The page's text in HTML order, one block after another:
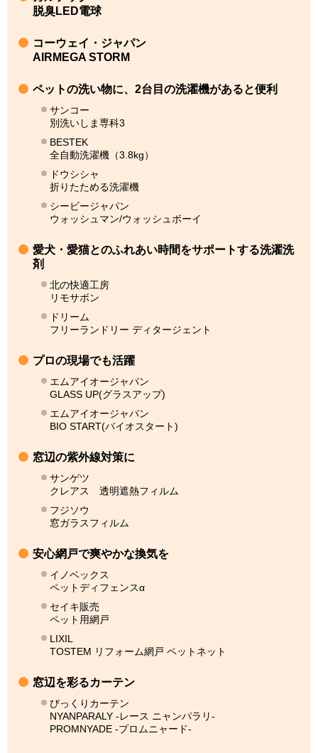
脱臭LED電球
コーウェイ・ジャパン
AIRMEGA STORM
ペットの洗い物に、2台目の洗濯機があると便利
サンコー
別洗いしま専科3
BESTEK
全自動洗濯機（3.8kg）
ドウシシャ
折りたためる洗濯機
シービージャパン
ウォッシュマン/ウォッシュボーイ
愛犬・愛猫とのふれあい時間をサポートする洗濯洗
剤
北の快適工房
リモサボン
ドリーム
フリーランドリー ディタージェント
プロの現場でも活躍
エムアイオージャパン
GLASS UP(グラスアップ)
エムアイオージャパン
BIO START(バイオスタート)
窓辺の紫外線対策に
サンゲツ
クレアス 透明遮熱フィルム
フジソウ
窓ガラスフィルム
安心網戸で爽やかな換気を
イノベックス
ペットディフェンスα
セイキ販売
ペット用網戸
LIXIL
TOSTEM リフォーム網戸 ペットネット
窓辺を彩るカーテン
びっくりカーテン
NYANPARALY -レース ニャンパラリ-
PROMNYADE -プロムニャード-